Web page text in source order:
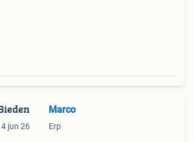
4 jun 26
Marco
Erp